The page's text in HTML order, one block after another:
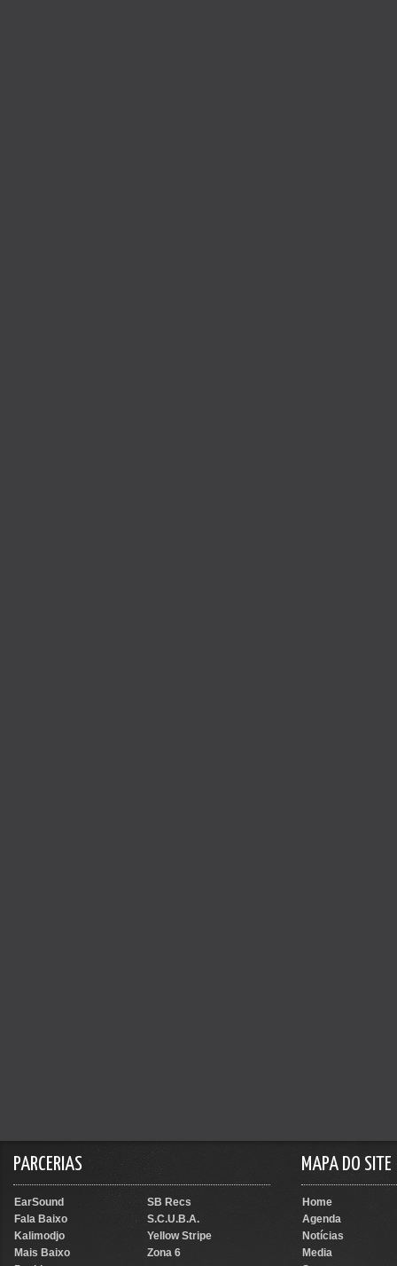
PARCERIAS
EarSound
SB Recs
Fala Baixo
S.C.U.B.A.
Kalimodjo
Yellow Stripe
Mais Baixo
Zona 6
MAPA DO SITE
Home
Agenda
Notícias
Media